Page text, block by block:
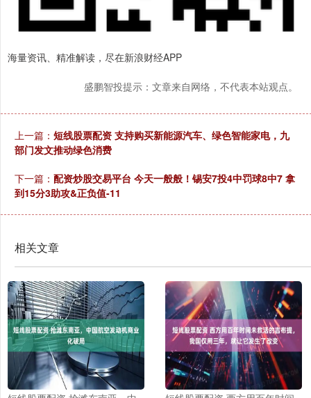
海量资讯、精准解读，尽在新浪财经APP
盛鹏智投提示：文章来自网络，不代表本站观点。
上一篇： 短线股票配资 支持购买新能源汽车、绿色智能家电，九
部门发文推动绿色消费
下一篇： 配资炒股交易平台 今天一般般！锡安7投4中罚球8中7 拿
到15分3助攻&正负值-11
相关文章